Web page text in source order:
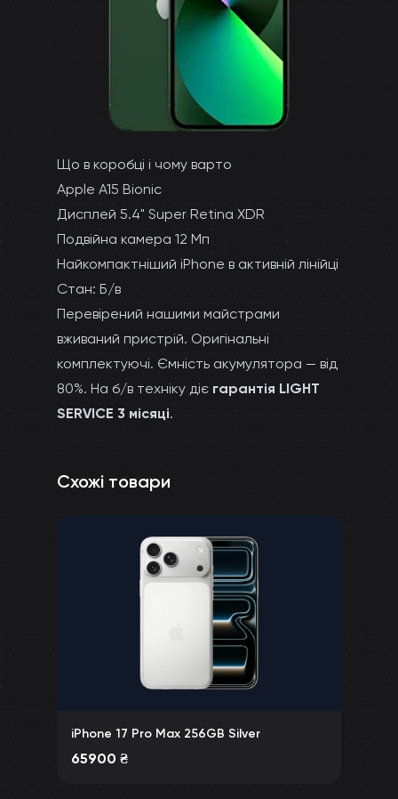
Що в коробці і чому варто
Apple A15 Bionic
Дисплей 5.4" Super Retina XDR
Подвійна камера 12 Мп
Найкомпактніший iPhone в активній лінійці
Стан: Б/в
Перевірений нашими майстрами
вживаний пристрій. Оригінальні
комплектуючі. Ємність акумулятора — від
80%. На б/в техніку діє гарантія LIGHT
SERVICE 3 місяці.
Схожі товари
iPhone 17 Pro Max 256GB Silver
65900 ₴